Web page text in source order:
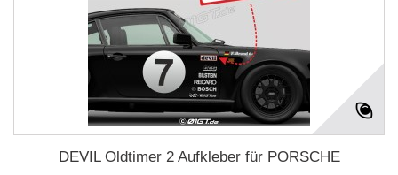
DEVIL Oldtimer 2 Aufkleber für PORSCHE